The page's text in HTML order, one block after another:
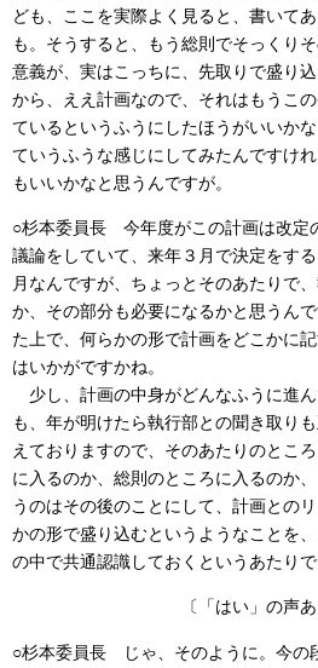
ども、ここを実際よく見ると、書いて
も。そうすると、もう総則でそっくり
意義が、実はこっちに、先取りで盛り
から、ええ計画なので、それはもうこ
ているというふうにしたほうがいいか
ていうふうな感じにしてみたんですけ
もいいかなと思うんですが。
○杉本委員長 今年度がこの計画は改定
議論をしていて、来年３月で決定をす
月なんですが、ちょっとそのあたりで
か、その部分も必要になるかと思うん
た上で、何らかの形で計画をどこかに
はいかがですかね。
少し、計画の中身がどんなふうに進
も、年が明けたら執行部との聞き取り
えておりますので、そのあたりのとこ
に入るのか、総則のところに入るのか
うのはその後のことにして、計画との
かの形で盛り込むというようなことを
の中で共通認識しておくというあたりで
〔「はい」の声あり
○杉本委員長 じゃ、そのように。今の